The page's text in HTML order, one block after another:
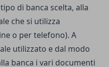
di banca scelta, alla
che si utilizza
o per telefono). A
utilizzato e dal modo
banca i vari documenti